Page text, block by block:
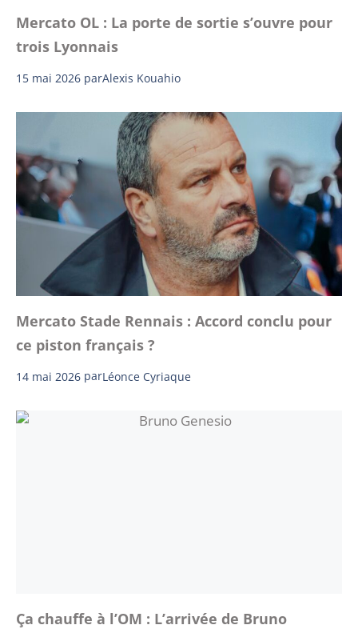
Mercato OL : La porte de sortie s’ouvre pour
trois Lyonnais
15 mai 2026 parAlexis Kouahio
Mercato Stade Rennais : Accord conclu pour
ce piston français ?
14 mai 2026 parLéonce Cyriaque
Ça chauffe à l’OM : L’arrivée de Bruno